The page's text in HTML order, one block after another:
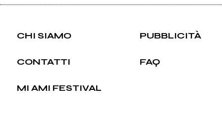
CHI SIAMO PUBBLICITÀ
CONTATTI FAQ
MI AMI FESTIVAL